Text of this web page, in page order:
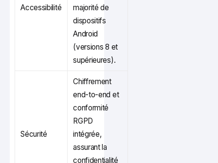
Accessibilité
majorité de
dispositifs
Android
(versions 8 et
supérieures).
Sécurité
Chiffrement
end-to-end et
conformité
RGPD
intégrée,
assurant la
confidentialité